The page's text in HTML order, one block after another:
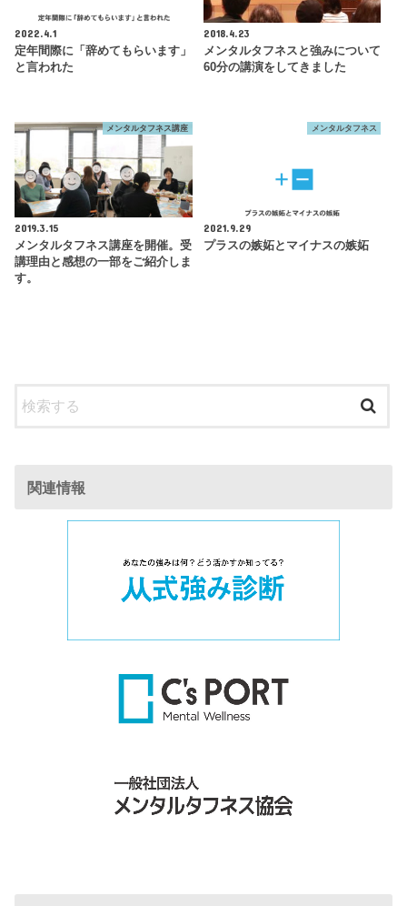
2022.4.1
定年間際に「辞めてもらいます」
と言われた
2018.4.23
メンタルタフネスと強みについて
60分の講演をしてきました
メンタルタフネス講座
2019.3.15
メンタルタフネス講座を開催。受
講理由と感想の一部をご紹介しま
す。
メンタルタフネス
2021.9.29
プラスの嫉妬とマイナスの嫉妬
関連情報